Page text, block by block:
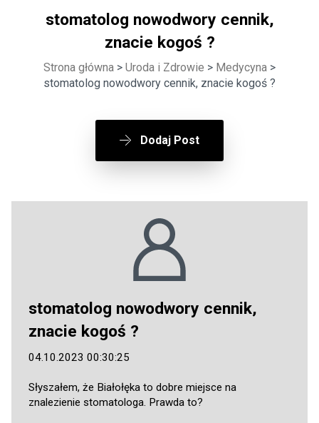
stomatolog nowodwory cennik,
znacie kogoś ?
Strona główna > Uroda i Zdrowie > Medycyna >
stomatolog nowodwory cennik, znacie kogoś ?
Dodaj Post
stomatolog nowodwory cennik,
znacie kogoś ?
04.10.2023 00:30:25
Słyszałem, że Białołęka to dobre miejsce na
znalezienie stomatologa. Prawda to?